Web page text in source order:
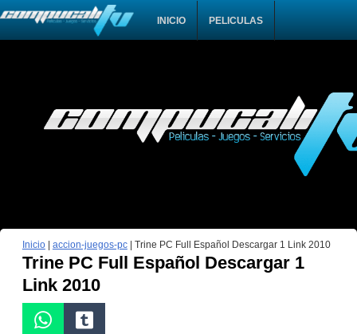
INICIO PELICULAS
Inicio| accion-juegos-pc| Trine PC Full Español Descargar 1 Link 2010
Trine PC Full Español Descargar 1
Link 2010